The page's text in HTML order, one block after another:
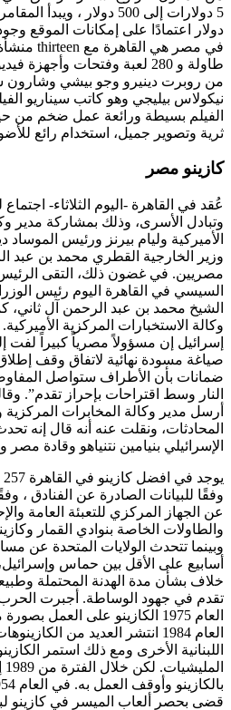
5 دولارات إلى 500 دولار ،
دولار اعتمادًا على إمكانات الموقع
طاولة و 280 لعبة وفتحات
من روبرت دينيرو وجو بيشي وشارون
الفيلم بسيطة ورائعة عمل ضخم من
ثرية وتصوير جميل، استخدام رائع
كازينو مصر
عُقد في القاهرة -اليوم الثلاثاء-
وتبادل الأسرى، وذلك بمشاركة مدير
الأميركية وليام بيرنز ورئيس الموساد
وزير الخارجية القطري محمد بن عبد
مصريين. في غضون ذلك، التقى
السيسي في القاهرة اليوم رئيس
الشيخ محمد بن عبد الرحمن آل ثاني،
وكالة الاستخبارات المركزية
إسرائيل إن مسؤولاً مصرياً كبيراً لفت
صياغة مسودة نهائية لاتفاق وقف
ضمانات بأن الأطراف ستواصل
النار وسط اقتراحات بإحراز تقدم”.
أرسل مدير وكالة المخابرات المركزية
المحادثات، ونقلت عنه أنه قال إنه
الإسرائيلي بنيامين نتنياهو وقادة
وفقًا للبيانات الصادرة عن الفنادق ،
والطاولات الخاصة بنوادي القمار
أسابيع على الأقل بين حماس
خلاف بشأن مدة الهدنة المحتملة
تقدم في جهود الوساطة. أجبرت الحرب
العام 1984 انتشر العديد من
اللبنانية الأخرى ومع ذلك استمر
قضى بحصر ألعاب الميسر في كازينو